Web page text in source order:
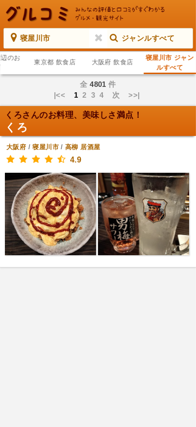
寝屋川市 ジャンルすべて
のお
東京都 飲食店 大阪府 飲食店
寝屋川市 ジャン
ルすべて
全4801 件
|<< 12 3 4 次 >>|
くろさんのお料理、美味しさ満点！
くろ
大阪府 /寝屋川市/高柳 居酒屋
4.9